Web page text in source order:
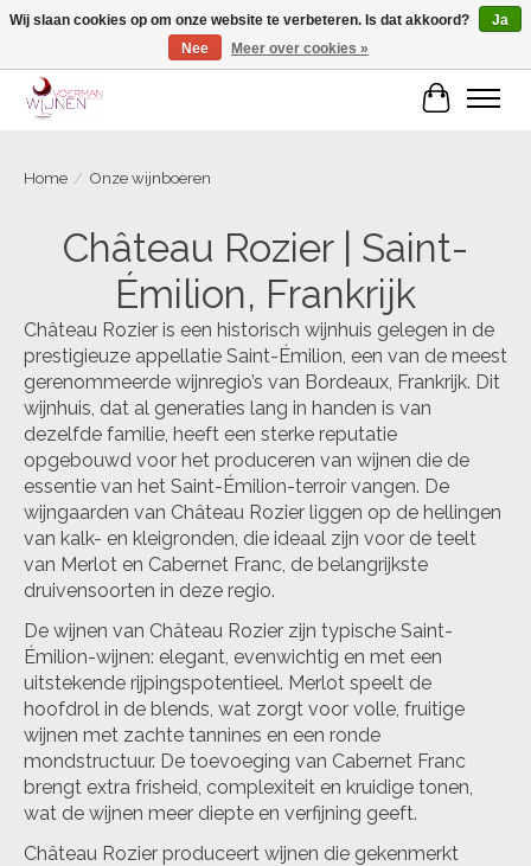
Voorjaarscampagne is gesloten
Home / Onze wijnboeren
Château Rozier | Saint-
Émilion, Frankrijk
Château Rozier is een historisch wijnhuis gelegen in de
prestigieuze appellatie Saint-Émilion, een van de meest
gerenommeerde wijnregio’s van Bordeaux, Frankrijk. Dit
wijnhuis, dat al generaties lang in handen is van
dezelfde familie, heeft een sterke reputatie
opgebouwd voor het produceren van wijnen die de
essentie van het Saint-Émilion-terroir vangen. De
wijngaarden van Château Rozier liggen op de hellingen
van kalk- en kleigronden, die ideaal zijn voor de teelt
van Merlot en Cabernet Franc, de belangrijkste
druivensoorten in deze regio.
De wijnen van Château Rozier zijn typische Saint-
Émilion-wijnen: elegant, evenwichtig en met een
uitstekende rijpingspotentieel. Merlot speelt de
hoofdrol in de blends, wat zorgt voor volle, fruitige
wijnen met zachte tannines en een ronde
mondstructuur. De toevoeging van Cabernet Franc
brengt extra frisheid, complexiteit en kruidige tonen,
wat de wijnen meer diepte en verfijning geeft.
Château Rozier produceert wijnen die gekenmerkt
Wij slaan cookies op om onze website te verbeteren. Is dat akkoord?
Ja
Nee
Meer over cookies »